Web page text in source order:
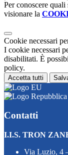
Per conoscere
visionare la
Cookie necessari
I cookie necessari
disabilitati. È
policy.
Accetta tutti
Contatti
I.I.S. TRON
Via Luzio, 4